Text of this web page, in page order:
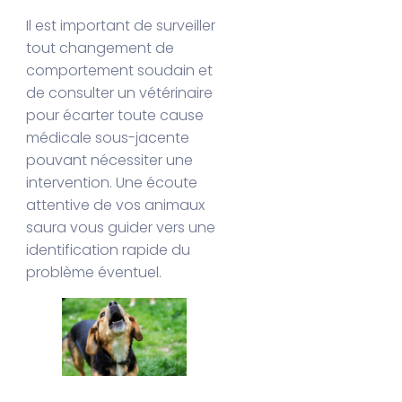
Il est important de surveiller
tout changement de
comportement soudain et
de consulter un vétérinaire
pour écarter toute cause
médicale sous-jacente
pouvant nécessiter une
intervention. Une écoute
attentive de vos animaux
saura vous guider vers une
identification rapide du
problème éventuel.